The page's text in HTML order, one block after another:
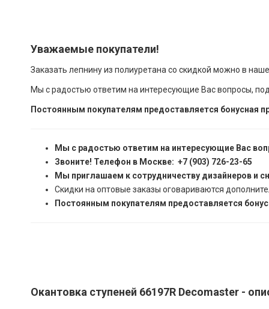
Уважаемые покупатели!
Заказать лепнину из полиуретана со скидкой можно в
Мы с радостью ответим на интересующие Вас вопросы,
Постоянным покупателям предоставляется бонусная
Мы с радостью ответим на интересующие Вас
Звоните! Телефон в Москве: +7 (903) 726-23-65
Мы приглашаем к сотрудничеству дизайнеров и
Скидки на оптовые заказы оговариваются
Постоянным покупателям предоставляется
Окантовка ступеней 66197R Decomaster -